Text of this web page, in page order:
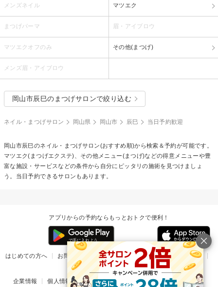
メンズネイル マツエク
まつげパーマ 眉・アイブロウ
マツエクオフのみ その他(まつげ)
メンズ眉・アイブロウ
岡山市辰巳のまつげサロンで絞り込む
ネイル・まつげサロン 岡山県 岡山市 辰巳 当日予約歓迎
岡山市辰巳のネイル・まつげサロン(おすすめ順)から検索＆予約が可能です。
マツエク(まつげエクステ)、その他メニュー(まつげ)などの得意メニューや豊
富な施設・サービスなどの条件から自分にピッタリの施術を見つけましょ
う。当日予約できるサロンもあります。
アプリからの予約ならもっとおトクで便利！
はじめての方へ お問い合わせ ヘルプ リリース情報
利用規約
掲載ご希望のサロン様
企業情報 個人情報保護方針 楽天のサービス一覧 アプリ一覧